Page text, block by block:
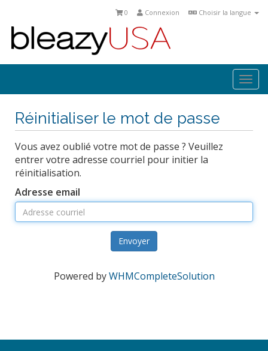
Choisir la langue
Connexion
0
Réinitialiser le mot de passe
Vous avez oublié votre mot de passe ? Veuillez
entrer votre adresse courriel pour initier la
réinitialisation.
Adresse email
Envoyer
Powered byWHMCompleteSolution